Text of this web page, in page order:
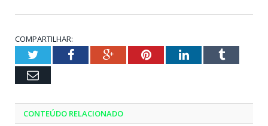
COMPARTILHAR:
TwitterFacebookGoogle+PinterestLinkedInTumblr
Email
CONTEÚDO RELACIONADO